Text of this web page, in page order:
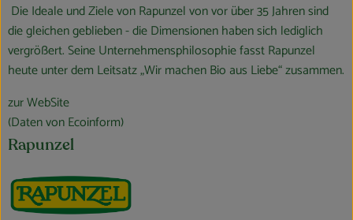
Die Ideale und Ziele von Rapunzel von vor über 35 Jahren sind
die gleichen geblieben - die Dimensionen haben sich lediglich
vergrößert. Seine Unternehmensphilosophie fasst Rapunzel
heute unter dem Leitsatz „Wir machen Bio aus Liebe“ zusammen.
zur WebSite
(Daten von Ecoinform)
Rapunzel